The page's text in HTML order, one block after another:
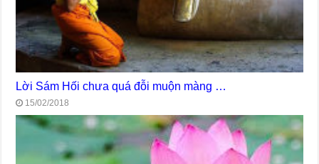
Lời Sám Hối chưa quá đỗi muộn màng …
15/02/2018